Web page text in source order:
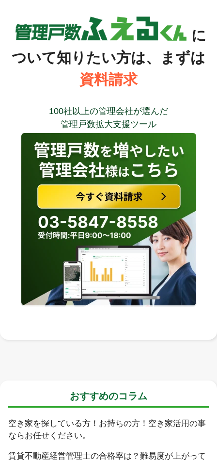
に
ついて知りたい方は、まずは
資料請求
100社以上の管理会社が選んだ
管理戸数拡大支援ツール
おすすめのコラム
空き家を探している方！お持ちの方！空き家活用の事
ならお任せください。
賃貸不動産経営管理士の合格率は？難易度が上がって